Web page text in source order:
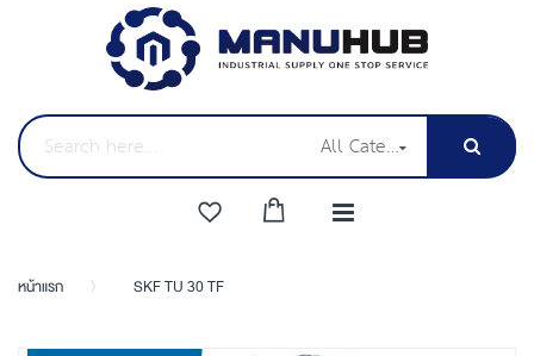
All Categories
หน้าแรก SKF TU 30 TF